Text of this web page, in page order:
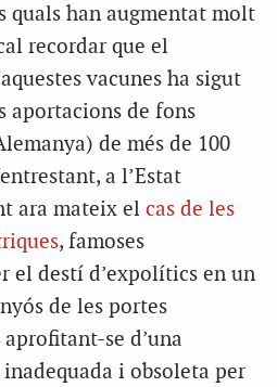
quals han augmentat molt
recordar que el
vacunes ha sigut
aportacions de fons
de més de 100
a l’Estat
ara mateix el cas de les
, famoses
el destí d’expolítics en un
de les portes
se d’una
i obsoleta per